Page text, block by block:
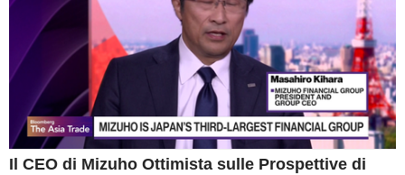
Il CEO di Mizuho Ottimista sulle Prospettive di